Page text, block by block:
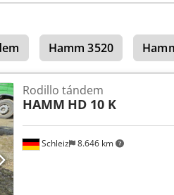
Hamm 3520
Schleiz 8.646 km
Rodillo tándem
HAMM HD 10 K